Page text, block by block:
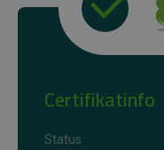
Certifikatinfo
Status